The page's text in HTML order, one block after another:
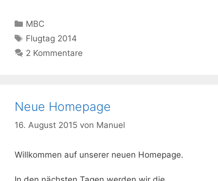
Kategorien
MBC
Schlagwörter
Flugtag 2014
2 Kommentare
Neue Homepage
16. August 2015 von Manuel
Willkommen auf unserer neuen Homepage.